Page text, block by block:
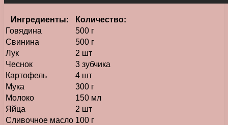
Ингредиенты:
Количество:
Говядина
500 г
Свинина
500 г
Лук
2 шт
Чеснок
3 зубчика
Картофель
4 шт
Мука
300 г
Молоко
150 мл
Яйца
2 шт
Сливочное масло 100 г